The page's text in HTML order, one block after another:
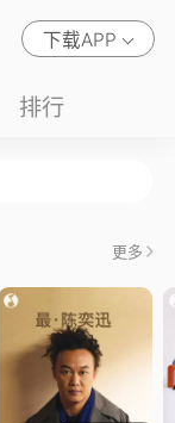
下载APP
排行
更多